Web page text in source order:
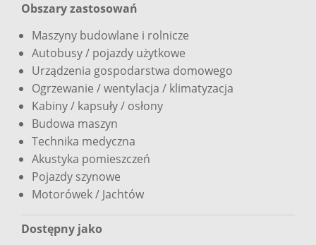
Obszary zastosowań
Maszyny budowlane i rolnicze
Autobusy / pojazdy użytkowe
Urządzenia gospodarstwa domowego
Ogrzewanie / wentylacja / klimatyzacja
Kabiny / kapsuły / osłony
Budowa maszyn
Technika medyczna
Akustyka pomieszczeń
Pojazdy szynowe
Motorówek / Jachtów
Dostępny jako